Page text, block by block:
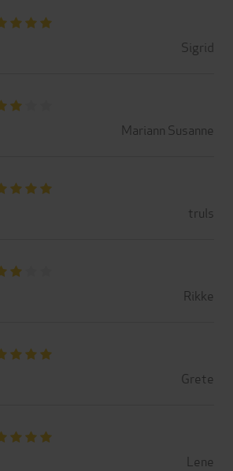
Sigrid
Mariann Susanne
truls
Rikke
Grete
Lene